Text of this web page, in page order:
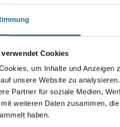
verwendet Cookies
um Inhalte und
unsere Website zu
Partner für soziale Medien,
weiteren Daten zusammen,
haben.